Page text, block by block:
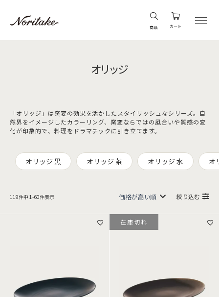
商品 カート
オリッジ
「オリッジ」は窯変の効果を活かしたスタイリッシュなシリーズ。自
然界をイメージしたカラーリング、窯変ならではの風合いや質感の変
化が印象的で、料理をドラマチックに引き立てます。
オリッジ 黒 オリッジ 茶 オリッジ 水 オ
119件中 1 -60件表示 絞り込む
在庫切れ